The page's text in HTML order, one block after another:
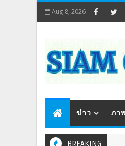
Aug 8, 2026
ข่าว ภา
BREAKING